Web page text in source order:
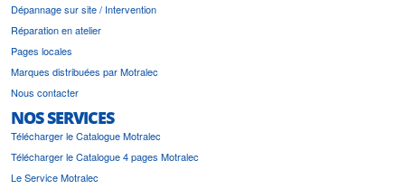
Dépannage sur site / Intervention
Réparation en atelier
Pages locales
Marques distribuées par Motralec
Nous contacter
NOS SERVICES
Télécharger le Catalogue Motralec
Télécharger le Catalogue 4 pages Motralec
Le Service Motralec